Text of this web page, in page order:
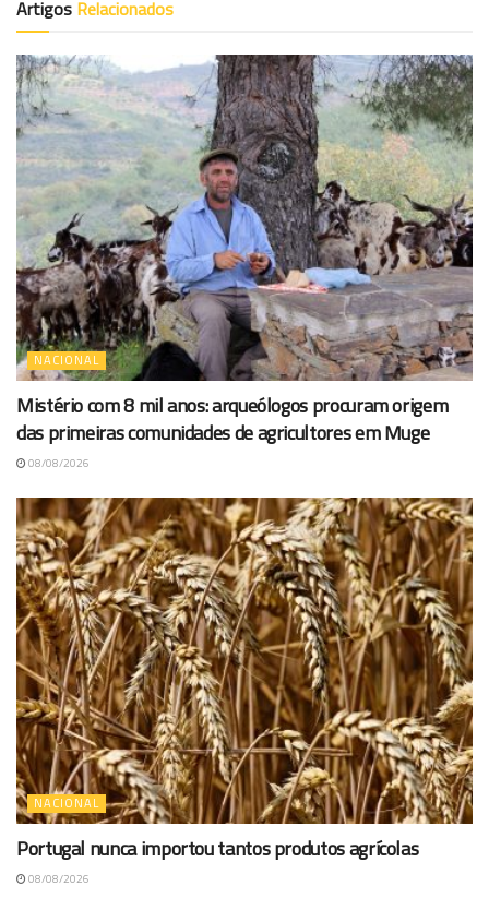
Artigos Relacionados
NACIONAL
Mistério com 8 mil anos: arqueólogos procuram origem
das primeiras comunidades de agricultores em Muge
08/08/2026
NACIONAL
Portugal nunca importou tantos produtos agrícolas
08/08/2026